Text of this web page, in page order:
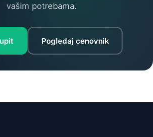
vašim potrebama.
Pogledaj cenovnik